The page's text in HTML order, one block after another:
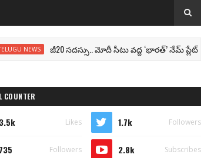
జీ20 సదస్సు.. మోదీ సీటు వద్ద ‘భారత్’ నేమ్ ప్లేట్‌.. పేరు
COUNTER
3.5k Likes 1.7k Followers
735 Followers 2.8k Subscribes